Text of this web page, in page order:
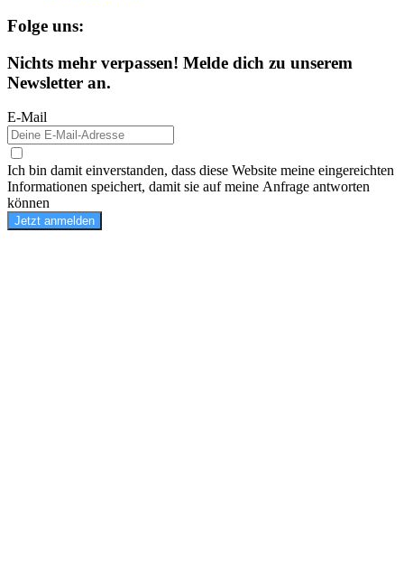
Folge uns:
Nichts mehr verpassen! Melde dich zu unserem
Newsletter an.
E-Mail
Ich bin damit einverstanden, dass diese Website meine eingereichten
Informationen speichert, damit sie auf meine Anfrage antworten
können
Jetzt anmelden